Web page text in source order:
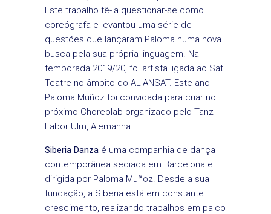
Este trabalho fê-la questionar-se como
coreógrafa e levantou uma série de
questões que lançaram Paloma numa nova
busca pela sua própria linguagem. Na
temporada 2019/20, foi artista ligada ao Sat
Teatre no âmbito do ALIANSAT. Este ano
Paloma Muñoz foi convidada para criar no
próximo Choreolab organizado pelo Tanz
Labor Ulm, Alemanha.
Siberia Danza é uma companhia de dança
contemporânea sediada em Barcelona e
dirigida por Paloma Muñoz. Desde a sua
fundação, a Siberia está em constante
crescimento, realizando trabalhos em palco